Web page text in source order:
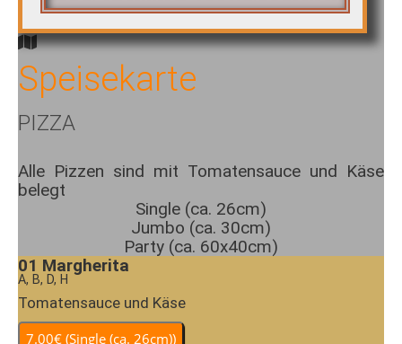
Speisekarte
PIZZA
Alle Pizzen sind mit Tomatensauce und Käse
belegt
Single (ca. 26cm)
Jumbo (ca. 30cm)
Party (ca. 60x40cm)
01 Margherita
A, B, D, H
Tomatensauce und Käse